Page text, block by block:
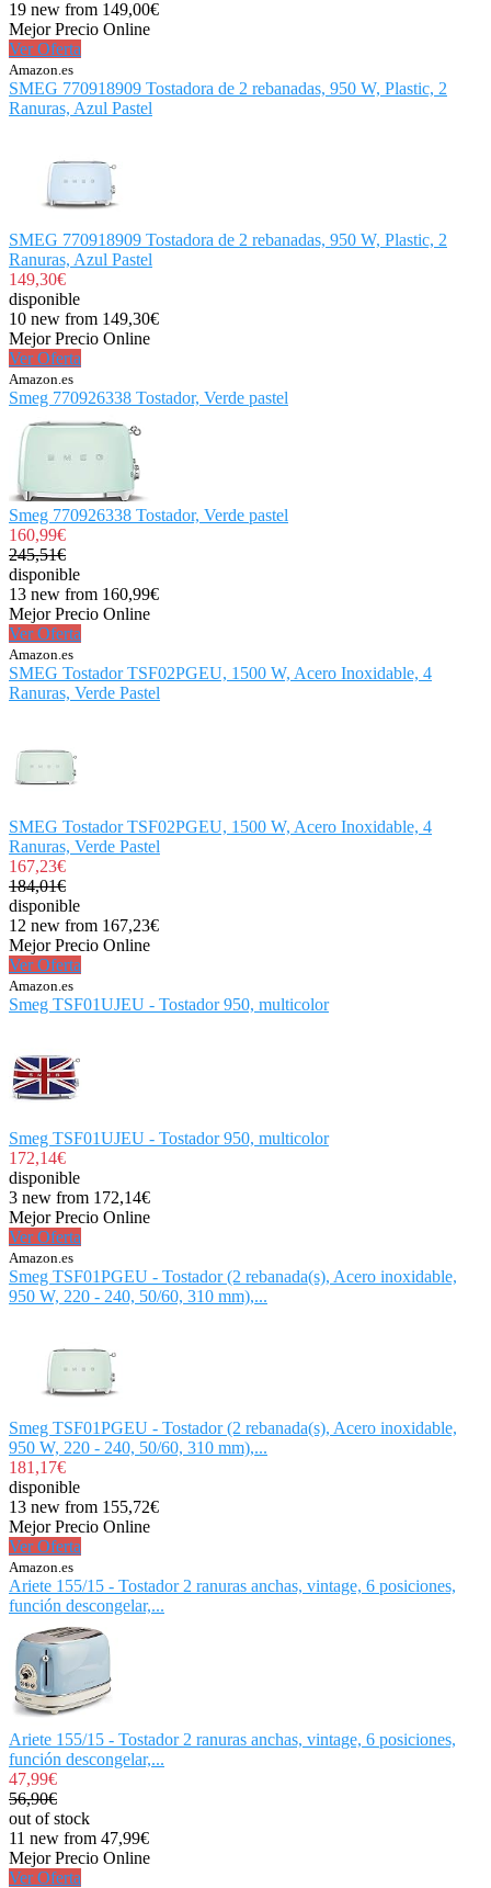
19 new from 149,00€
Mejor Precio Online
Ver Oferta
Amazon.es
SMEG 770918909 Tostadora de 2 rebanadas, 950 W, Plastic, 2
Ranuras, Azul Pastel
SMEG 770918909 Tostadora de 2 rebanadas, 950 W, Plastic, 2
Ranuras, Azul Pastel
149,30€
disponible
10 new from 149,30€
Mejor Precio Online
Ver Oferta
Amazon.es
Smeg 770926338 Tostador, Verde pastel
Smeg 770926338 Tostador, Verde pastel
160,99€
245,51€
disponible
13 new from 160,99€
Mejor Precio Online
Ver Oferta
Amazon.es
SMEG Tostador TSF02PGEU, 1500 W, Acero Inoxidable, 4
Ranuras, Verde Pastel
SMEG Tostador TSF02PGEU, 1500 W, Acero Inoxidable, 4
Ranuras, Verde Pastel
167,23€
184,01€
disponible
12 new from 167,23€
Mejor Precio Online
Ver Oferta
Amazon.es
Smeg TSF01UJEU - Tostador 950, multicolor
Smeg TSF01UJEU - Tostador 950, multicolor
172,14€
disponible
3 new from 172,14€
Mejor Precio Online
Ver Oferta
Amazon.es
Smeg TSF01PGEU - Tostador (2 rebanada(s), Acero inoxidable,
950 W, 220 - 240, 50/60, 310 mm),...
Smeg TSF01PGEU - Tostador (2 rebanada(s), Acero inoxidable,
950 W, 220 - 240, 50/60, 310 mm),...
181,17€
disponible
13 new from 155,72€
Mejor Precio Online
Ver Oferta
Amazon.es
Ariete 155/15 - Tostador 2 ranuras anchas, vintage, 6 posiciones,
función descongelar,...
Ariete 155/15 - Tostador 2 ranuras anchas, vintage, 6 posiciones,
función descongelar,...
47,99€
56,90€
out of stock
11 new from 47,99€
Mejor Precio Online
Ver Oferta